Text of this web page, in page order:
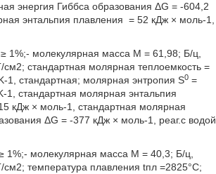
энергия Гиббса образования ΔG = -604,2
энтальпия плавления = 52 кДж × моль-1,
1%;- молекулярная масса М = 61,98; Б/ц,
см2; стандартная молярная теплоемкость =
1, стандартная; молярная энтропия S0=
стандартная молярная энтальпия
кДж × моль-1, стандартная молярная
ΔG = -377 кДж × моль-1, реаг.с водой
1%;- молекулярная масса М = 40,3; Б/ц,
см2; температура плавления tпл =2825°С;